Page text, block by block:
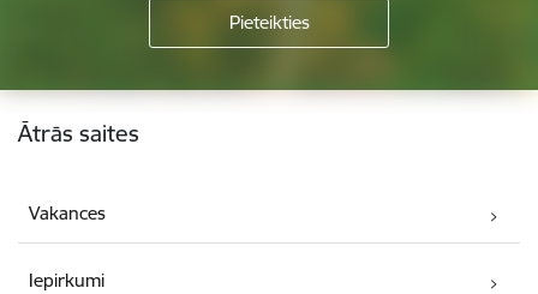
Kājene
Ātrās saites
Vakances
Iepirkumi